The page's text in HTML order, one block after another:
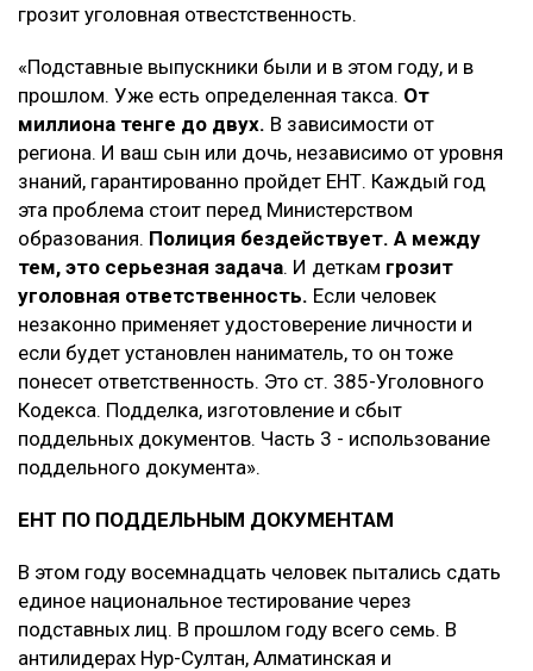
грозит уголовная отвестственность.
«Подставные выпускники были и в этом году, и в
прошлом. Уже есть определенная такса. От
миллиона тенге до двух. В зависимости от
региона. И ваш сын или дочь, независимо от уровня
знаний, гарантированно пройдет ЕНТ. Каждый год
эта проблема стоит перед Министерством
образования. Полиция бездействует. А между
тем, это серьезная задача. И деткам грозит
уголовная ответственность. Если человек
незаконно применяет удостоверение личности и
если будет установлен наниматель, то он тоже
понесет ответственность. Это ст. 385-Уголовного
Кодекса. Подделка, изготовление и сбыт
поддельных документов. Часть 3 - использование
поддельного документа».
ЕНТ ПО ПОДДЕЛЬНЫМ ДОКУМЕНТАМ
В этом году восемнадцать человек пытались сдать
единое национальное тестирование через
подставных лиц. В прошлом году всего семь. В
антилидерах Нур-Султан, Алматинская и